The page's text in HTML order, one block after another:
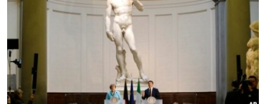
ŽENSKA STRANA
IZBJEGLIČKA STRANA
MAGAZIN
O GLASU AMERIKE